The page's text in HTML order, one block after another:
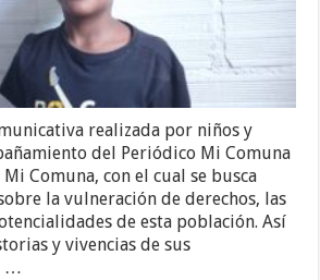
realizada por niños y
del Periódico Mi Comuna
Comuna, con el cual se busca
la vulneración de derechos, las
de esta población. Así
y vivencias de sus
…